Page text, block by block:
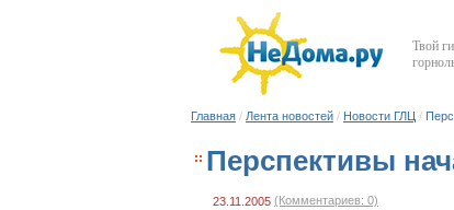
Твой
Главная / Лента новостей / Новости ГЛЦ /
Перспективы
23.11.2005 (Комментариев: 0)